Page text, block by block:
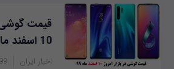
قیمت گوشی
10 اسفند ماه 99 + جدول
اخبار ایران